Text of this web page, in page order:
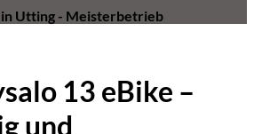
in Utting - Meisterbetrieb
13 eBike –
und